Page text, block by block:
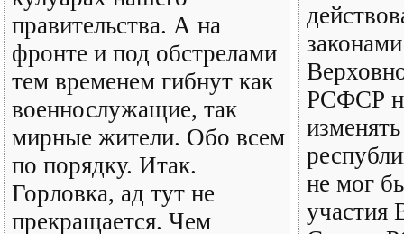
правительства. А на
фронте и под обстрелами
тем временем гибнут как
военнослужащие, так
мирные жители. Обо всем
по порядку. Итак.
Горловка, ад тут не
прекращается. Чем
РСФСР
не мог
участия